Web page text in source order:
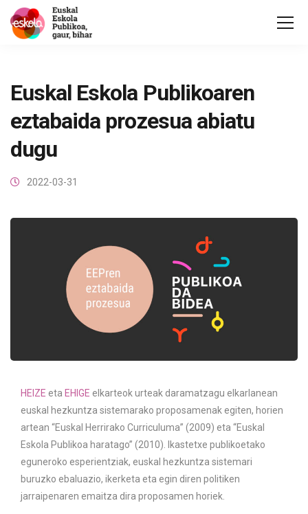
Euskal Eskola Publikoaren
eztabaida prozesua abiatu
dugu
2022-03-31
HEIZE eta EHIGE elkarteok urteak daramatzagu elkarlanean
euskal hezkuntza sistemarako proposamenak egiten, horien
artean “Euskal Herrirako Curriculuma” (2009) eta “Euskal
Eskola Publikoa haratago” (2010). Ikastetxe publikoetako
eguneroko esperientziak, euskal hezkuntza sistemari
buruzko ebaluazio, ikerketa eta egin diren politiken
jarraipenaren emaitza dira proposamen horiek.